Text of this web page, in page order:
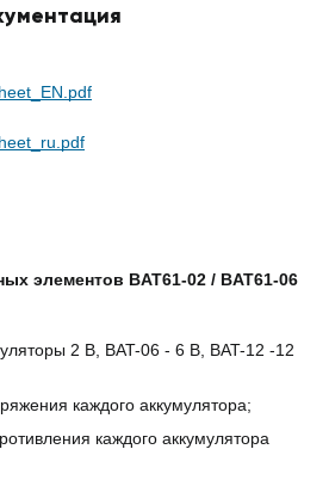
элементов BAT61-02 / BAT61-06
2 В, BAT-06 - 6 В, BAT-12 -12
каждого аккумулятора;
каждого аккумулятора